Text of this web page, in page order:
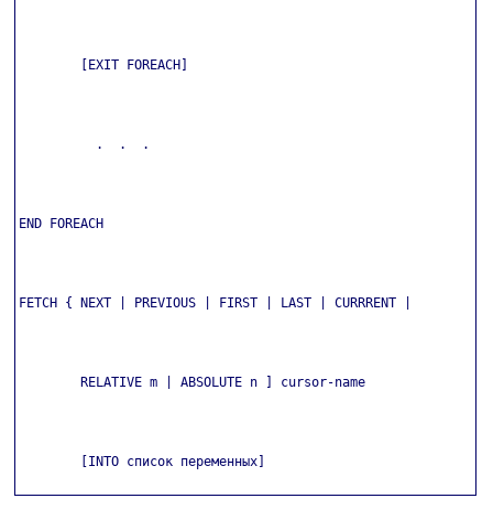
        [EXIT FOREACH]
          .  .  .
END FOREACH
FETCH { NEXT | PREVIOUS | FIRST | LAST | CURRRENT |
        RELATIVE m | ABSOLUTE n ] cursor-name
        [INTO список переменных]